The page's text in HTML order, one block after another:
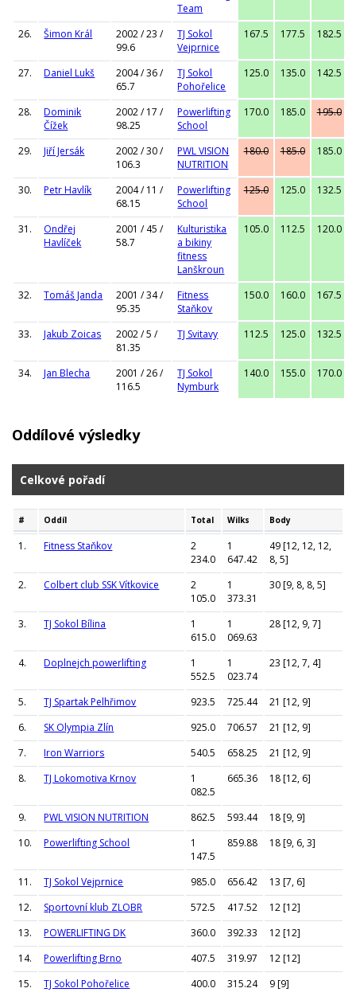
Team
26.
Šimon Král
2002 / 23 /
99.6
TJ Sokol
Vejprnice
167.5 177.5 182.5
27. Daniel Lukš
2004 / 36 /
65.7
TJ Sokol
Pohořelice
125.0 135.0 142.5
28.
Dominik
Čížek
2002 / 17 /
98.25
Powerlifting
School
170.0 185.0 195.0
29. Jiří Jersák
2002 / 30 /
106.3
PWL VISION
NUTRITION
180.0 185.0 185.0
30. Petr Havlík
2004 / 11 /
68.15
Powerlifting
School
125.0 125.0 132.5
31.
Ondřej
Havlíček
2001 / 45 /
58.7
Kulturistika
a bikiny
fitness
Lanškroun
105.0 112.5 120.0
32. Tomáš Janda
2001 / 34 /
95.35
Fitness
Staňkov
150.0 160.0 167.5
33. Jakub Zoicas
2002 / 5 /
81.35
TJ Svitavy 112.5 125.0 132.5
34. Jan Blecha
2001 / 26 /
116.5
TJ Sokol
Nymburk
140.0 155.0 170.0
Oddílové výsledky
Celkové pořadí
# Oddíl Total Wilks Body
1. Fitness Staňkov
2
234.0
1
647.42
49 [12, 12, 12,
8, 5]
2.
Colbert club SSK Vítkovice
2
105.0
1
373.31
30 [9, 8, 8, 5]
3. TJ Sokol Bílina
1
615.0
1
069.63
28 [12, 9, 7]
4. Doplnejch powerlifting
1
552.5
1
023.74
23 [12, 7, 4]
5. TJ Spartak Pelhřimov 923.5 725.44
21 [12, 9]
6.
SK Olympia Zlín 925.0 706.57
21 [12, 9]
7.
Iron Warriors 540.5 658.25
21 [12, 9]
8.
TJ Lokomotiva Krnov
1
082.5
665.36 18 [12, 6]
9. PWL VISION NUTRITION 862.5 593.44
18 [9, 9]
10.
Powerlifting School
1
147.5
859.88 18 [9, 6, 3]
11. TJ Sokol Vejprnice 985.0 656.42
13 [7, 6]
12.
Sportovní klub ZLOBR 572.5 417.52
12 [12]
13.
POWERLIFTING DK 360.0 392.33
12 [12]
14.
Powerlifting Brno 407.5 319.97
12 [12]
15.
TJ Sokol Pohořelice 400.0 315.24
9 [9]